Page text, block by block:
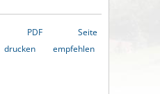
PDF
drucken
Seite
empfehlen